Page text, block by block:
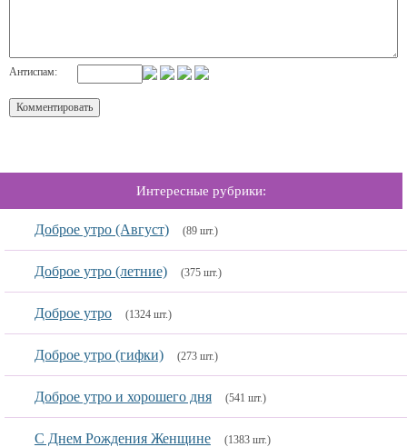
Антиспам:
Интересные рубрики:
Доброе утро (Август) (89 шт.)
Доброе утро (летние) (375 шт.)
Доброе утро (1324 шт.)
Доброе утро (гифки) (273 шт.)
Доброе утро и хорошего дня (541 шт.)
С Днем Рождения Женщине (1383 шт.)